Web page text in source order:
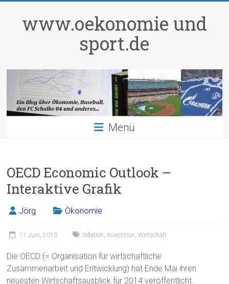
springenwww.oekonomie und
sport.de
Menü
OECD Economic Outlook –
Interaktive Grafik
Jörg Ökonomie
11 Juni, 2013 Inflation, Investition,Wirtschaft
Die OECD (= Organisation für wirtschaftliche
Zusammenarbeit und Entwicklung) hat Ende Mai ihren
neuesten Wirtschaftsausblick für 2014 veröffentlicht.